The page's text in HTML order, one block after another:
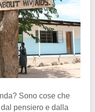
Sono cose che
pensiero e dalla